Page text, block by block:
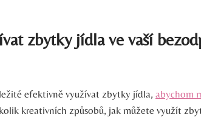
zbytky jídla ve vaší
efektivně využívat zbytky jídla, abychom
kreativních způsobů, jak můžete využít